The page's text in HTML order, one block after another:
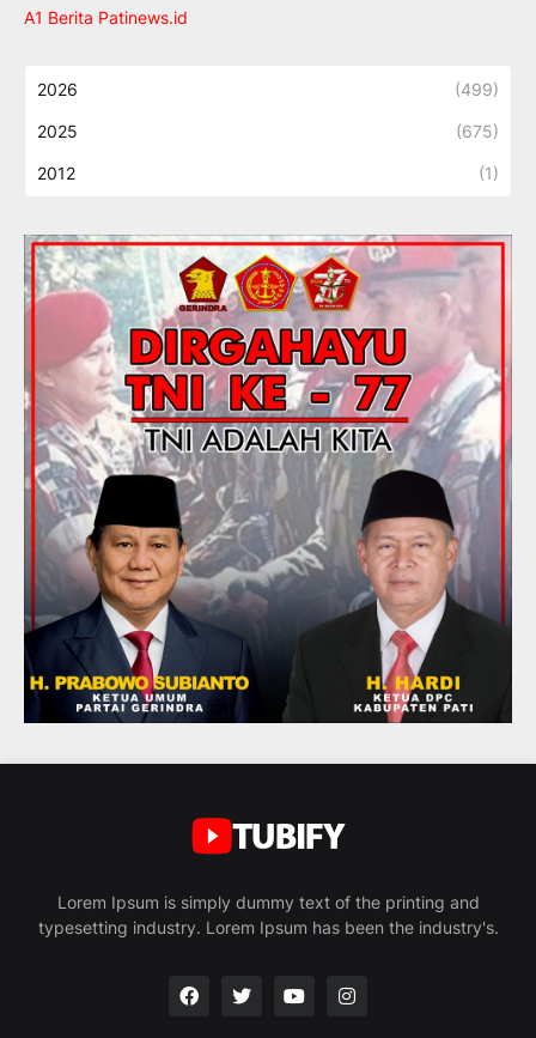
A1 Berita Patinews.id
2026 (499)
2025 (675)
2012 (1)
Lorem Ipsum is simply dummy text of the printing and
typesetting industry. Lorem Ipsum has been the industry's.